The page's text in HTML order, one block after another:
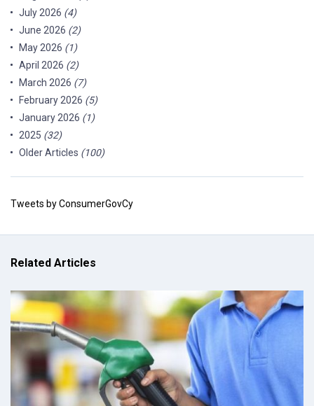
July 2026 (4)
June 2026 (2)
May 2026 (1)
April 2026 (2)
March 2026 (7)
February 2026 (5)
January 2026 (1)
2025 (32)
Older Articles (100)
Tweets by ConsumerGovCy
Related Articles